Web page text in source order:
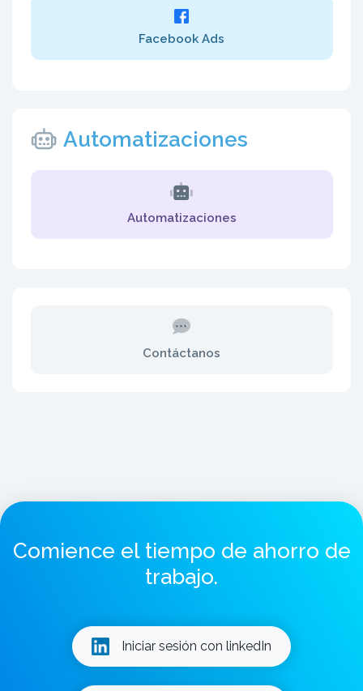
Facebook Ads
Automatizaciones
Automatizaciones
Contáctanos
Comience el tiempo de ahorro de
trabajo.
Iniciar sesión con linkedIn